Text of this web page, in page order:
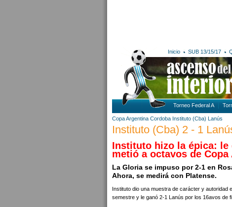
Inicio SUB 13/15/17
Torneo Federal A
Copa Argentina Cordoba Instituto (Cba) Lanús
Instituto (Cba) 2 - 1
Instituto hizo la épica: le
metió a octavos de Copa
La Gloria se impuso por 2-1 en
Ahora, se medirá con Platense.
Instituto dio una muestra de carácter y autoridad
semestre y le ganó 2-1 Lanús por los 16avos de